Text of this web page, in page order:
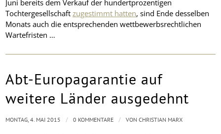
Juni bereits dem Verkauf der hundertprozentigen
Tochtergesellschaftzugestimmt hatten, sind Ende desselben
Monats auch die entsprechenden wettbewerbsrechtlichen
Wartefristen …
Abt-Europagarantie auf
weitere Länder ausgedehnt
MONTAG, 4. MAI 2015 / 0 KOMMENTARE / VONCHRISTIAN MARX